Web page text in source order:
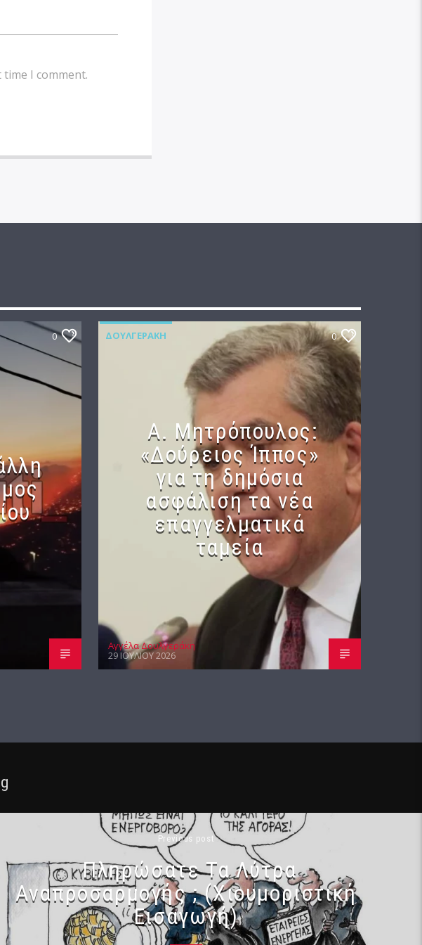
I comment.
0 ΔΟΥΛΓΕΡΆΚΗ 0
Α. Μητρόπουλος:
«Δούρειος Ίππος»
για τη δημόσια
ασφάλιση τα νέα
επαγγελματικά
ταμεία
Αγγέλα Δουλγεράκη
29 ΙΟΥΛΊΟΥ 2026
Previous post
Πληρώσατε Τα Λύτρα
Αναπροσαρμογής ; (Χιουμοριστική
Εισαγωγή)